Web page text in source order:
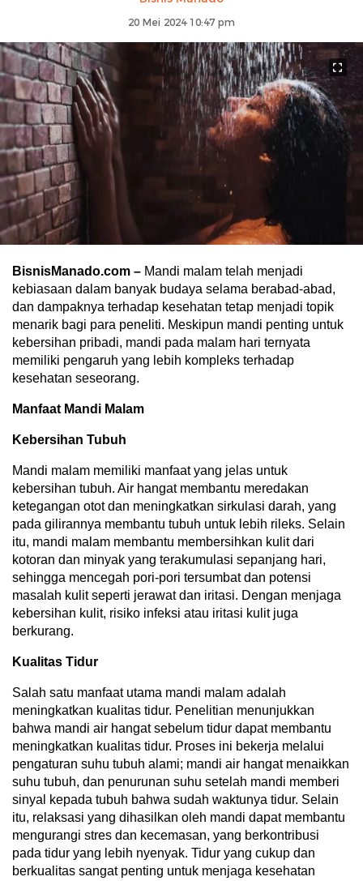
20 Mei 2024 10:47 pm
BisnisManado.com – Mandi malam telah menjadi
kebiasaan dalam banyak budaya selama berabad-abad,
dan dampaknya terhadap kesehatan tetap menjadi topik
menarik bagi para peneliti. Meskipun mandi penting untuk
kebersihan pribadi, mandi pada malam hari ternyata
memiliki pengaruh yang lebih kompleks terhadap
kesehatan seseorang.
Manfaat Mandi Malam
Kebersihan Tubuh
Mandi malam memiliki manfaat yang jelas untuk
kebersihan tubuh. Air hangat membantu meredakan
ketegangan otot dan meningkatkan sirkulasi darah, yang
pada gilirannya membantu tubuh untuk lebih rileks. Selain
itu, mandi malam membantu membersihkan kulit dari
kotoran dan minyak yang terakumulasi sepanjang hari,
sehingga mencegah pori-pori tersumbat dan potensi
masalah kulit seperti jerawat dan iritasi. Dengan menjaga
kebersihan kulit, risiko infeksi atau iritasi kulit juga
berkurang.
Kualitas Tidur
Salah satu manfaat utama mandi malam adalah
meningkatkan kualitas tidur. Penelitian menunjukkan
bahwa mandi air hangat sebelum tidur dapat membantu
meningkatkan kualitas tidur. Proses ini bekerja melalui
pengaturan suhu tubuh alami; mandi air hangat menaikkan
suhu tubuh, dan penurunan suhu setelah mandi memberi
sinyal kepada tubuh bahwa sudah waktunya tidur. Selain
itu, relaksasi yang dihasilkan oleh mandi dapat membantu
mengurangi stres dan kecemasan, yang berkontribusi
pada tidur yang lebih nyenyak. Tidur yang cukup dan
berkualitas sangat penting untuk menjaga kesehatan